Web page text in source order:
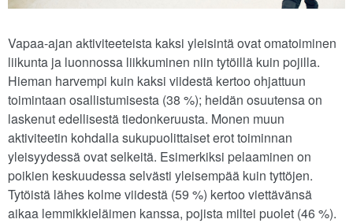
Vapaa-ajan aktiviteeteista kaksi yleisintä ovat omatoiminen
liikunta ja luonnossa liikkuminen niin tytöillä kuin pojilla.
Hieman harvempi kuin kaksi viidestä kertoo ohjattuun
toimintaan osallistumisesta (38 %); heidän osuutensa on
laskenut edellisestä tiedonkeruusta. Monen muun
aktiviteetin kohdalla sukupuolittaiset erot toiminnan
yleisyydessä ovat selkeitä. Esimerkiksi pelaaminen on
poikien keskuudessa selvästi yleisempää kuin tyttöjen.
Tytöistä lähes kolme viidestä (59 %) kertoo viettävänsä
aikaa lemmikkieläimen kanssa, pojista miltei puolet (46 %).